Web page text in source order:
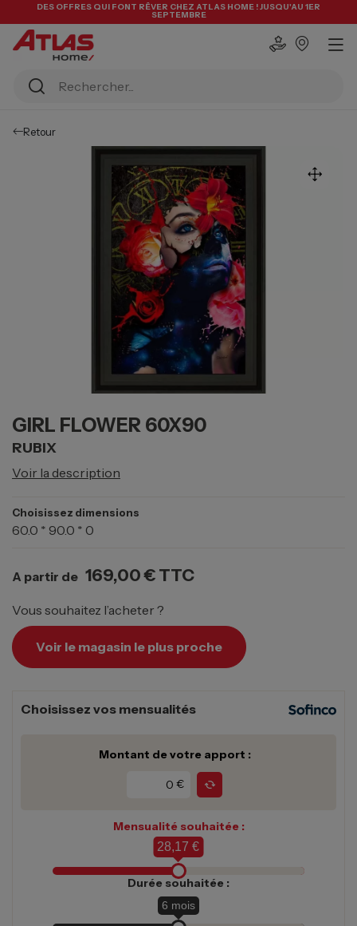
DES OFFRES QUI FONT RÊVER CHEZ ATLAS HOME ! JUSQU'AU 1ER
SEPTEMBRE
Retour
GIRL FLOWER 60X90
RUBIX
Voir la description
Choisissez dimensions
60.0 * 90.0 * 0
A partir de 169,00 € TTC
Vous souhaitez l’acheter ?
Voir le magasin le plus proche
Choisissez vos mensualités
Montant de votre apport :
€
Mensualité souhaitée :
28,17 €
Durée souhaitée :
6 mois